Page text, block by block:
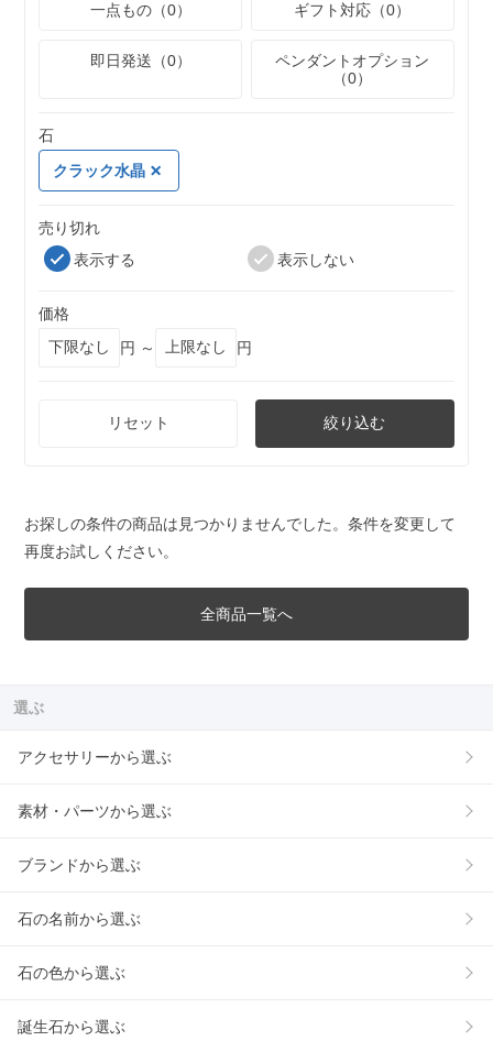
一点もの（0）
ギフト対応（0）
即日発送（0）
ペンダントオプション
（0）
石
クラック水晶
売り切れ
表示する
表示しない
価格
円 ～
円
リセット 絞り込む
お探しの条件の商品は見つかりませんでした。条件を変更して
再度お試しください。
全商品一覧へ
選ぶ
アクセサリーから選ぶ
素材・パーツから選ぶ
ブランドから選ぶ
石の名前から選ぶ
石の色から選ぶ
誕生石から選ぶ